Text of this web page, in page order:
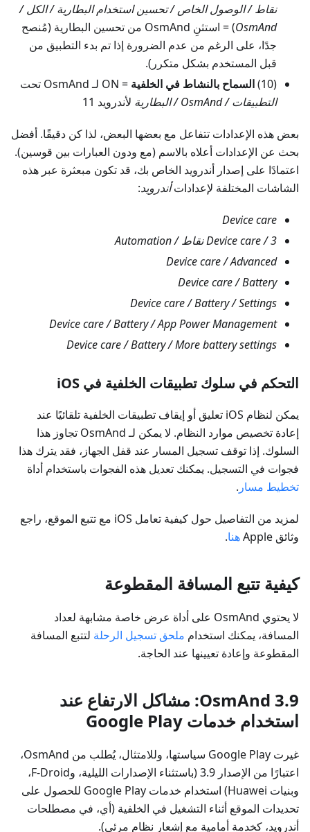
نقاط / الوصول الخاص / تحسين استخدام البطارية / الكل /
OsmAnd
) = استثنِ OsmAnd من تحسين البطارية (مُنصح
جدًا، على الرغم من عدم الضرورة إذا تم بدء التطبيق من
قبل المستخدم بشكل متكرر).
(10)
السماح بالنشاط في الخلفية = ON لـ OsmAnd تحت
التطبيقات / OsmAnd / البطارية
لأندرويد 11
بعض هذه الإعدادات تتفاعل مع بعضها البعض، لذا كن دقيقًا. أفضل
بحث عن الإعدادات أعلاه بالاسم (مع ودون العبارات بين قوسين).
اعتمادًا على إصدار أندرويد الخاص بك، قد تكون مبعثرة عبر هذه
الشاشات المختلفة لإعداداتأندرويد:
Device care
Device care / 3 نقاط / Automation
Device care / Advanced
Device care / Battery
Device care / Battery / Settings
Device care / Battery / App Power Management
Device care / Battery / More battery settings
التحكم في سلوك تطبيقات الخلفية في iOS
يمكن لنظام iOS تعليق أو إيقاف تطبيقات الخلفية تلقائيًا عند
إعادة تخصيص موارد النظام. لا يمكن لـ OsmAnd تجاوز هذا
السلوك. إذا توقف تسجيل المسار عند قفل الجهاز، فقد يترك هذا
فجوات في التسجيل. يمكنك تعديل هذه الفجوات باستخدام أداة
تخطيط مسار .
لمزيد من التفاصيل حول كيفية تعامل iOS مع تتبع الموقع، راجع
وثائق Apple
هنا.
كيفية تتبع المسافة المقطوعة
لا يحتوي OsmAnd على أداة عرض خاصة مشابهة لعداد
المسافة، يمكنك استخدام ملحق تسجيل الرحلة لتتبع المسافة
المقطوعة وإعادة تعيينها عند الحاجة.
OsmAnd 3.9: مشاكل الارتفاع عند
استخدام خدمات Google Play
غيرت Google Play سياستها، وللامتثال، يُطلب من OsmAnd،
اعتبارًا من الإصدار 3.9 (باستثناء الإصدارات الليلية، وF-Droid،
وبنيات Huawei) استخدام خدمات Google Play للحصول على
تحديدات الموقع أثناء التشغيل في الخلفية (أي، في مصطلحات
أندرويد، كخدمة أمامية مع إشعار نظام مرئي).